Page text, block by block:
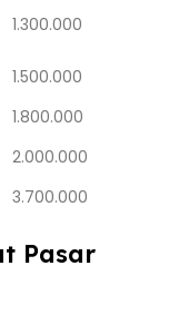
1.300.000
1.500.000
1.800.000
2.000.000
3.700.000
Pasar